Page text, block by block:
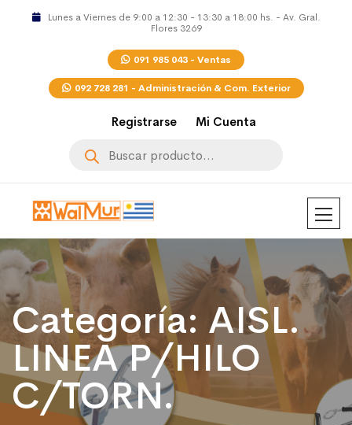
Lunes a Viernes de 9:00 a 12:30 - 13:30 a 18:00 hs. - Av. Gral.
Flores 3269
091 985 043 - Ventas
092 728 281 - Administración & Com. Exterior
Registrarse Mi Cuenta
Categoría: AISL.
LINEA P/HILO
C/TORN.